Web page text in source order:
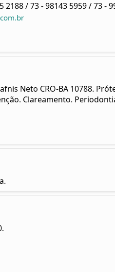
2188 / 73 - 98143 5959 / 73 -
Neto CRO-BA 10788.
Clareamento.